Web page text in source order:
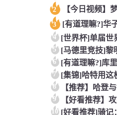
2
3
4
5
6
7
8
9
10